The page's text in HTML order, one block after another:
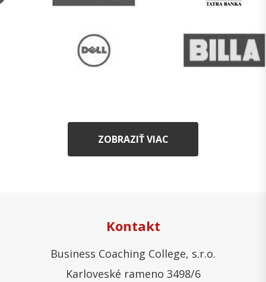
ZOBRAZIŤ VIAC
Kontakt
Business Coaching College, s.r.o.
Karloveské rameno 3498/6